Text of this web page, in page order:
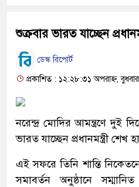
শুক্রবার ভারত যাচ্ছেন
ডেস্ক রিপোর্ট
প্রকাশিত : ১২:২৮:৩১ অপরাহ্ন,
নরেন্দ্র মোদির আমন্ত্রণে দুই
ভারত যাচ্ছেন প্রধানমন্ত্রী শেখ
এই সফরে তিনি শান্তি নিকেতনে
সমাবর্তন অনুষ্ঠানে